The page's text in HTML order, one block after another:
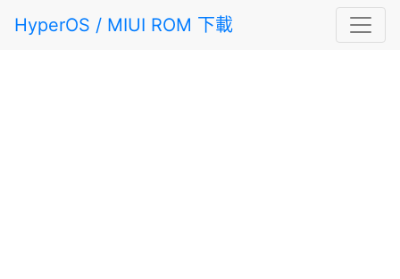
HyperOS / MIUI ROM 下載